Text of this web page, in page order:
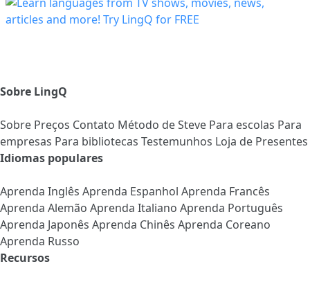
Sobre LingQ
Sobre Preços Contato Método de Steve Para escolas Para
empresas Para bibliotecas Testemunhos Loja de Presentes
Idiomas populares
Aprenda Inglês Aprenda Espanhol Aprenda Francês
Aprenda Alemão Aprenda Italiano Aprenda Português
Aprenda Japonês Aprenda Chinês Aprenda Coreano
Aprenda Russo
Recursos